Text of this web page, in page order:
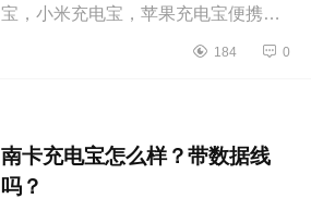
宝，小米充电宝，苹果充电宝便携太
电宝的款式很漂亮大气，没想到这么
184 0
南卡充电宝怎么样？带数据线
吗？